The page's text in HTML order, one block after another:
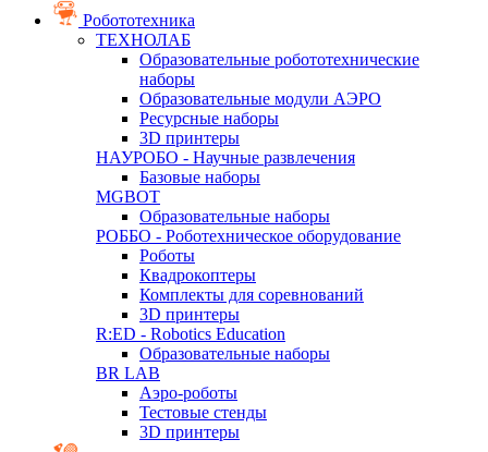
Робототехника
ТЕХНОЛАБ
Образовательные робототехнические
наборы
Образовательные модули АЭРО
Ресурсные наборы
3D принтеры
НАУРОБО - Научные развлечения
Базовые наборы
MGBOT
Образовательные наборы
РОББО - Роботехническое оборудование
Роботы
Квадрокоптеры
Комплекты для соревнований
3D принтеры
R:ED - Robotics Education
Образовательные наборы
BR LAB
Аэро-роботы
Тестовые стенды
3D принтеры